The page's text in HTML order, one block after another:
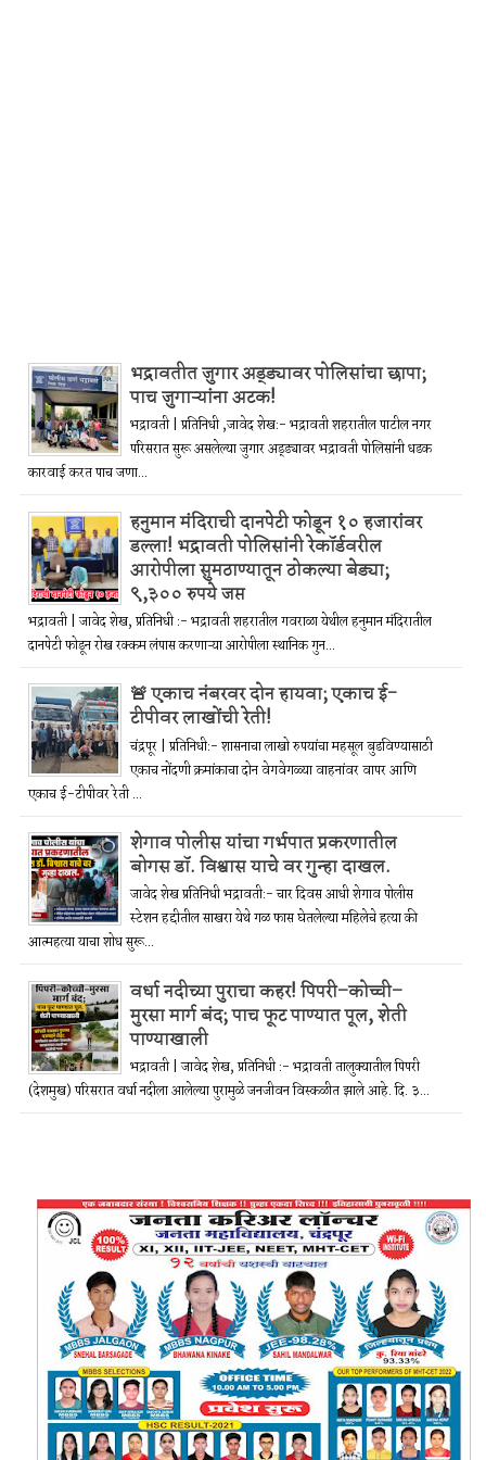
भद्रावतीत जुगार अड्ड्यावर पोलिसांचा छापा;
पाच जुगाऱ्यांना अटक!
भद्रावती | प्रतिनिधी ,जावेद शेख:- भद्रावती शहरातील पाटील नगर
परिसरात सुरू असलेल्या जुगार अड्ड्यावर भद्रावती पोलिसांनी धडक
कारवाई करत पाच जणा...
हनुमान मंदिराची दानपेटी फोडून १० हजारांवर
डल्ला! भद्रावती पोलिसांनी रेकॉर्डवरील
आरोपीला सुमठाण्यातून ठोकल्या बेड्या;
९,३०० रुपये जप्त
भद्रावती | जावेद शेख, प्रतिनिधी :- भद्रावती शहरातील गवराळा येथील हनुमान मंदिरातील
दानपेटी फोडून रोख रक्कम लंपास करणाऱ्या आरोपीला स्थानिक गुन...
🚨 एकाच नंबरवर दोन हायवा; एकाच ई-
टीपीवर लाखोंची रेती!
चंद्रपूर | प्रतिनिधी:- शासनाचा लाखो रुपयांचा महसूल बुडविण्यासाठी
एकाच नोंदणी क्रमांकाचा दोन वेगवेगळ्या वाहनांवर वापर आणि
एकाच ई-टीपीवर रेती ...
शेगाव पोलीस यांचा गर्भपात प्रकरणातील
बोगस डॉ. विश्वास याचे वर गुन्हा दाखल.
जावेद शेख प्रतिनिधी भद्रावती:- चार दिवस आधी शेगाव पोलीस
स्टेशन हद्दीतील साखरा येथे गळ फास घेतलेल्या महिलेचे हत्या की
आत्महत्या याचा शोध सुरू...
वर्धा नदीच्या पुराचा कहर! पिपरी–कोच्ची–
मुरसा मार्ग बंद; पाच फूट पाण्यात पूल, शेती
पाण्याखाली
भद्रावती | जावेद शेख, प्रतिनिधी :- भद्रावती तालुक्यातील पिपरी
(देशमुख) परिसरात वर्धा नदीला आलेल्या पुरामुळे जनजीवन विस्कळीत झाले आहे. दि. ३...